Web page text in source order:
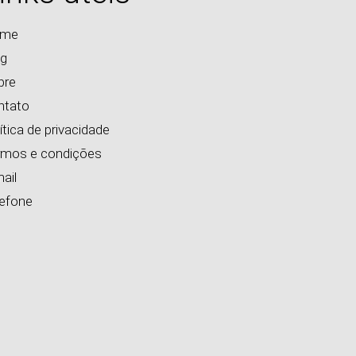
de privacidade
e condições